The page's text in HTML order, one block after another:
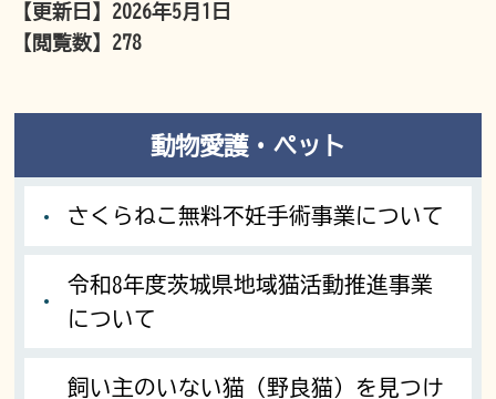
【更新日】 2026年5月1日
【閲覧数】 278
動物愛護・ペット
さくらねこ無料不妊手術事業について
令和8年度茨城県地域猫活動推進事業
について
飼い主のいない猫（野良猫）を見つけ